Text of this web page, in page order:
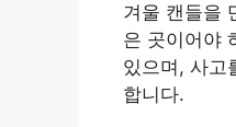
겨울 캔들을
은 곳이어야
있으며, 사고
합니다.